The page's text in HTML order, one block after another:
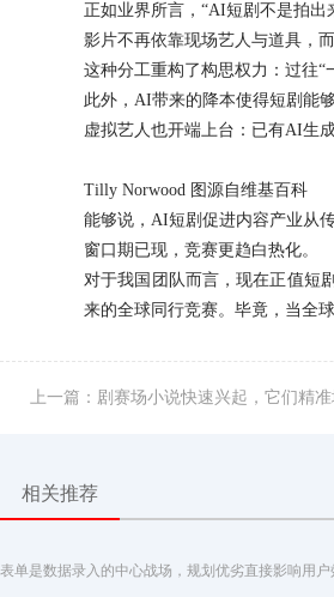
正如业界所言，“AI短剧不是拍出
影片不再依靠现场艺人与道具，
这种分工重构了构思权力：过往
此外，AI带来的降本使得短剧能
虚拟艺人也开端上台：已有AI生
Tilly Norwood 图源自维基百科
能够说，AI短剧促进内容产业从
窗口期已现，竞赛更趋白热化。
对于我国团队而言，现在正值短
来的全球同行竞赛。毕竟，当全
上一篇：剧赛场小说快速兴起，它们精
相关推荐
表单是数据录入的中心战场，规划优劣直接影响用